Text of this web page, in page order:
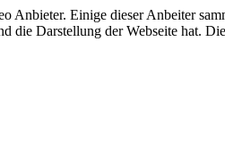
Einige dieser Anbeiter
Darstellung der Webseite hat.